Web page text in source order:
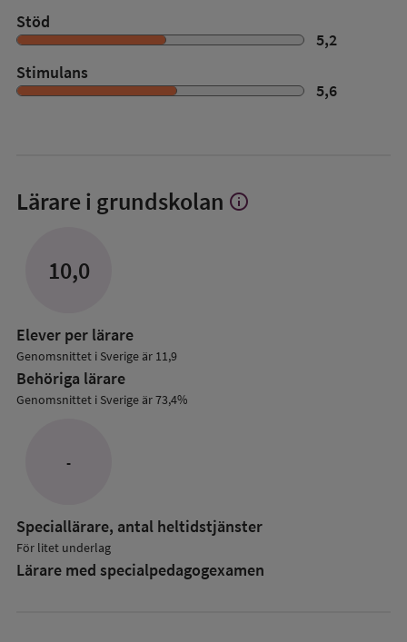
Stöd
5,2
Stimulans
5,6
Lärare i grundskolan Visa
info
10,0
Elever per lärare
Genomsnittet i Sverige är 11,9
Behöriga lärare
Genomsnittet i Sverige är 73,4%
-
Speciallärare, antal heltidstjänster
För litet underlag
Lärare med specialpedagog­examen